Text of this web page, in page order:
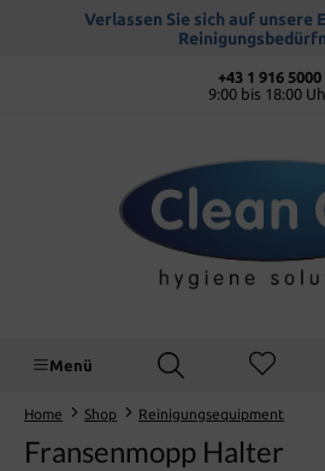
springenVerlassen Sie sich auf unsere
+43 1 916 5000
9:00 bis 18:00
Menü
Home Shop Reinigungsequipment
Fransenmopp Halter